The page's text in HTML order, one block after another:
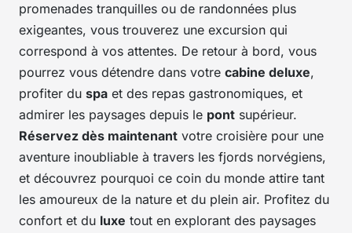
promenades tranquilles ou de randonnées plus
exigeantes, vous trouverez une excursion qui
correspond à vos attentes. De retour à bord, vous
pourrez vous détendre dans votre cabine deluxe,
profiter du spa et des repas gastronomiques, et
admirer les paysages depuis le pont supérieur.
Réservez dès maintenant votre croisière pour une
aventure inoubliable à travers les fjords norvégiens,
et découvrez pourquoi ce coin du monde attire tant
les amoureux de la nature et du plein air. Profitez du
confort et du luxe tout en explorant des paysages